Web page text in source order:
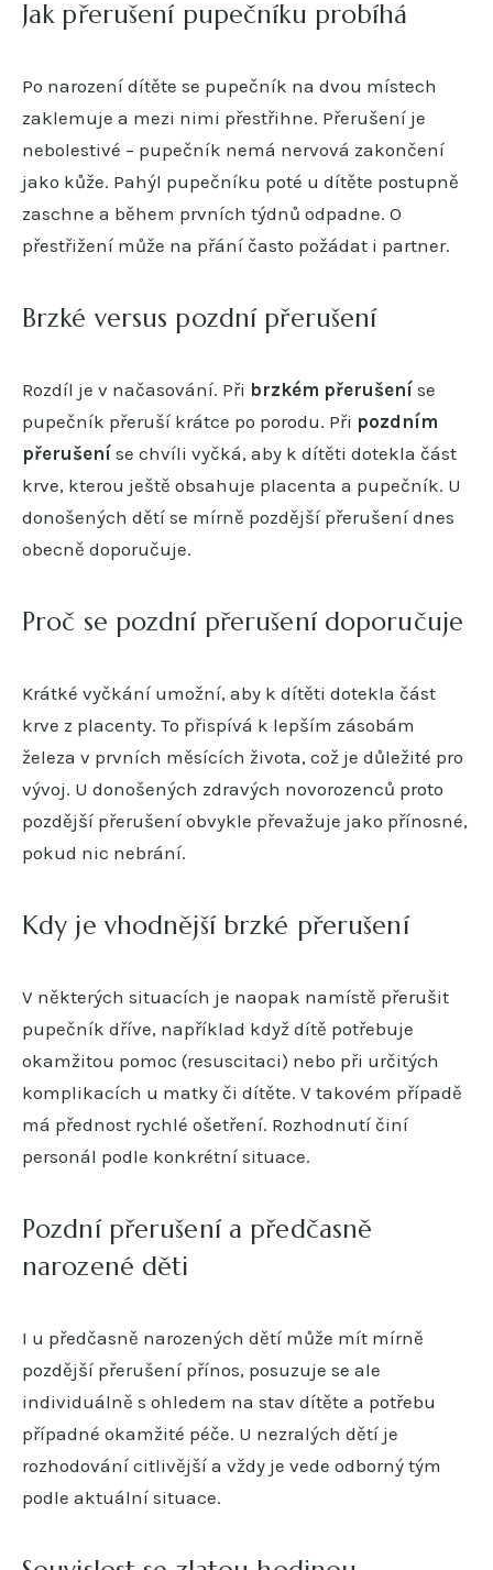
Jak přerušení pupečníku probíhá
Po narození dítěte se pupečník na dvou místech
zaklemuje a mezi nimi přestřihne. Přerušení je
nebolestivé – pupečník nemá nervová zakončení
jako kůže. Pahýl pupečníku poté u dítěte postupně
zaschne a během prvních týdnů odpadne. O
přestřižení může na přání často požádat i partner.
Brzké versus pozdní přerušení
Rozdíl je v načasování. Při brzkém přerušení se
pupečník přeruší krátce po porodu. Při pozdním
přerušení se chvíli vyčká, aby k dítěti dotekla část
krve, kterou ještě obsahuje placenta a pupečník. U
donošených dětí se mírně pozdější přerušení dnes
obecně doporučuje.
Proč se pozdní přerušení doporučuje
Krátké vyčkání umožní, aby k dítěti dotekla část
krve z placenty. To přispívá k lepším zásobám
železa v prvních měsících života, což je důležité pro
vývoj. U donošených zdravých novorozenců proto
pozdější přerušení obvykle převažuje jako přínosné,
pokud nic nebrání.
Kdy je vhodnější brzké přerušení
V některých situacích je naopak namístě přerušit
pupečník dříve, například když dítě potřebuje
okamžitou pomoc (resuscitaci) nebo při určitých
komplikacích u matky či dítěte. V takovém případě
má přednost rychlé ošetření. Rozhodnutí činí
personál podle konkrétní situace.
Pozdní přerušení a předčasně
narozené děti
I u předčasně narozených dětí může mít mírně
pozdější přerušení přínos, posuzuje se ale
individuálně s ohledem na stav dítěte a potřebu
případné okamžité péče. U nezralých dětí je
rozhodování citlivější a vždy je vede odborný tým
podle aktuální situace.